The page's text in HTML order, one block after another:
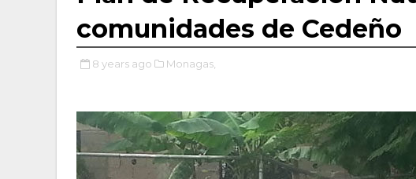
comunidades de Cedeño
8 years ago Monagas,